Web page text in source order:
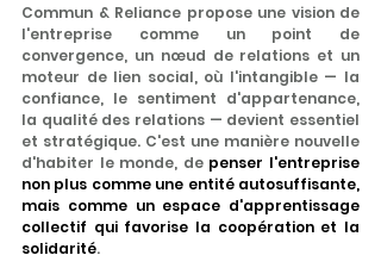
Commun & Reliance propose une vision de
l'entreprise comme un point de
convergence, un nœud de relations et un
moteur de lien social, où l'intangible — la
confiance, le sentiment d'appartenance,
la qualité des relations — devient essentiel
et stratégique. C'est une manière nouvelle
d'habiter le monde, de penser l'entreprise
non plus comme une entité autosuffisante,
mais comme un espace d'apprentissage
collectif qui favorise la coopération et la
solidarité.